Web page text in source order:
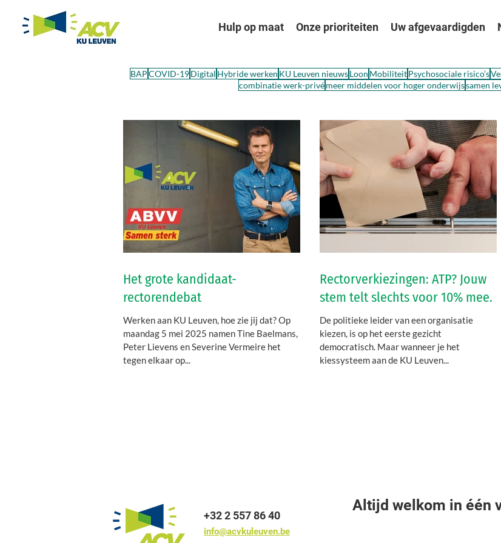
Hulp op maat Onze prioriteiten Uw afgevaardigden
BAPCOVID-19 Digital Hybride werken KU Leuven nieuws Loon Mobiliteit Psychosociale risico’s
combinatie werk-privémeer middelen voor hoger onderwijssamen
Het grote kandidaat-
rectorendebat
Werken aan KU Leuven, hoe zie jij dat? Op
maandag 5 mei 2025 namen Tine Baelmans,
Peter Lievens en Severine Vermeire het
tegen elkaar op...
Rectorverkiezingen: ATP? Jouw
stem telt slechts voor 10% mee.
De politieke leider van een organisatie
kiezen, is op het eerste gezicht
democratisch. Maar wanneer je het
kiessysteem aan de KU Leuven...
+32 2 557 86 40
info@acvkuleuven.be
Altijd welkom in één